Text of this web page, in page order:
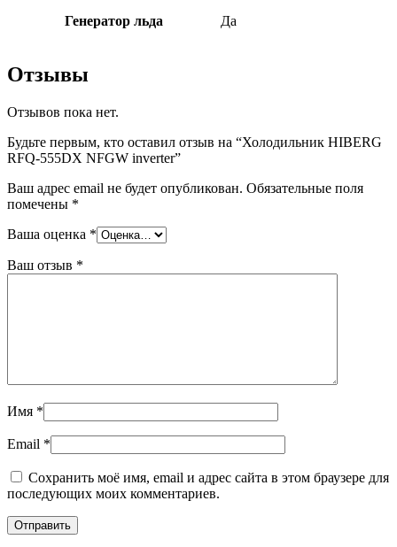
Генератор льда Да
Отзывы
Отзывов пока нет.
Будьте первым, кто оставил отзыв на “Холодильник HIBERG
RFQ-555DX NFGW inverter”
Ваш адрес email не будет опубликован. Обязательные поля
помечены *
Ваша оценка *
Ваш отзыв *
Имя *
Email *
Сохранить моё имя, email и адрес сайта в этом браузере для
последующих моих комментариев.